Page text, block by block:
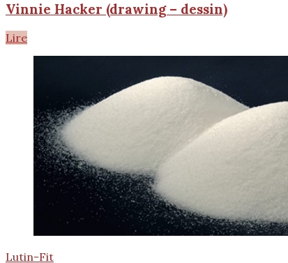
Vinnie Hacker (drawing – dessin)
Lire
Lutin-Fit